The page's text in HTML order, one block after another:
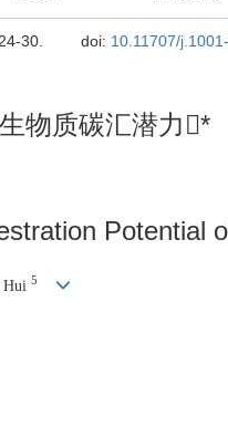
30. doi: 10.11707/
物质碳汇潜力*
Potential
Hui 5